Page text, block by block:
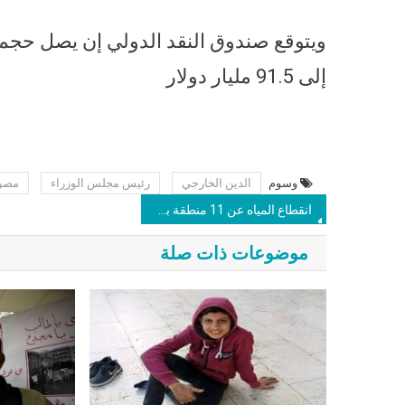
ويتوقع صندوق النقد الدولي إن يصل حجم
إلى 91.5 مليار دولار
وسوم الدين الخارجي رئيس مجلس الوزراء مصر
موضوعات ذات صلة